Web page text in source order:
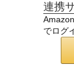
連携
でログ